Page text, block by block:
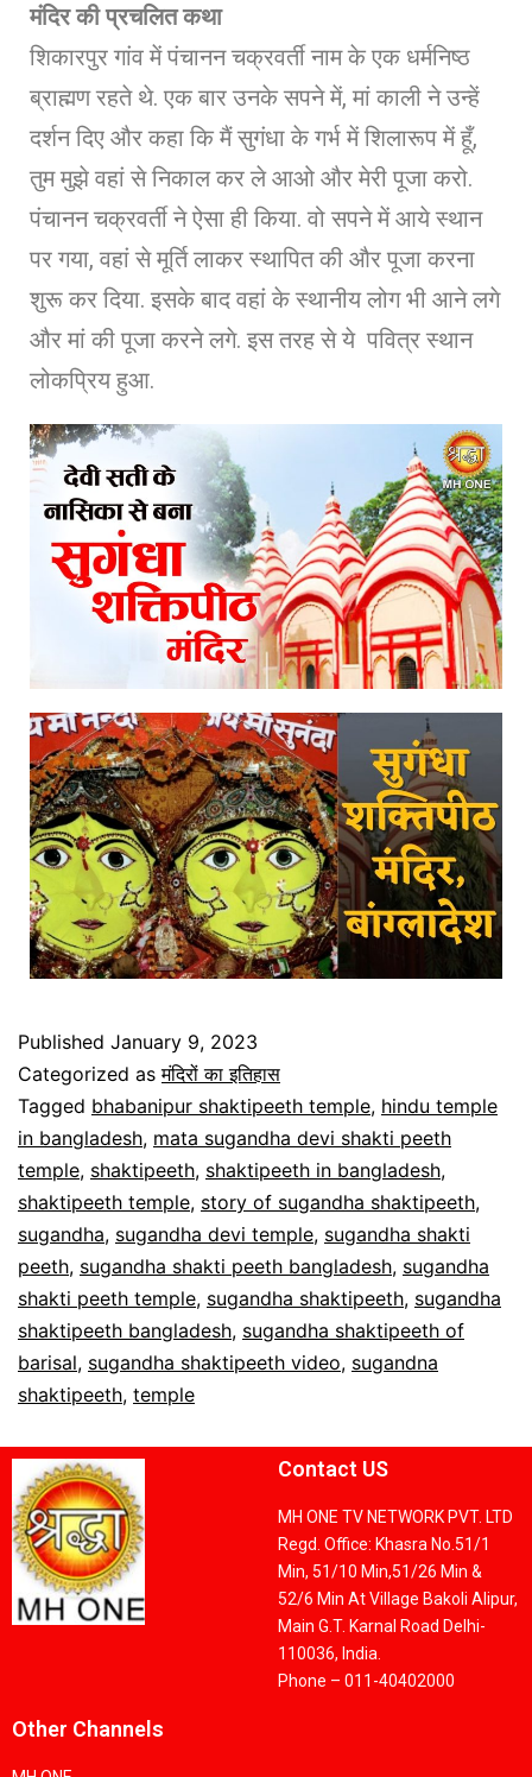
मंदिर की प्रचलित कथा
शिकारपुर गांव में पंचानन चक्रवर्ती नाम के एक धर्मनिष्ठ
ब्राह्मण रहते थे. एक बार उनके सपने में, मां काली ने उन्हें
दर्शन दिए और कहा कि मैं सुगंधा के गर्भ में शिलारूप में हूँ,
तुम मुझे वहां से निकाल कर ले आओ और मेरी पूजा करो.
पंचानन चक्रवर्ती ने ऐसा ही किया. वो सपने में आये स्थान
पर गया, वहां से मूर्ति लाकर स्थापित की और पूजा करना
शुरू कर दिया. इसके बाद वहां के स्थानीय लोग भी आने लगे
और मां की पूजा करने लगे. इस तरह से ये पवित्र स्थान
लोकप्रिय हुआ.
Published January 9, 2023
Categorized asमंदिरों का इतिहास
Tagged bhabanipur shaktipeeth temple, hindu temple
in bangladesh, mata sugandha devi shakti peeth
temple, shaktipeeth, shaktipeeth in bangladesh,
shaktipeeth temple, story of sugandha shaktipeeth,
sugandha, sugandha devi temple, sugandha shakti
peeth, sugandha shakti peeth bangladesh, sugandha
shakti peeth temple, sugandha shaktipeeth, sugandha
shaktipeeth bangladesh, sugandha shaktipeeth of
barisal, sugandha shaktipeeth video, sugandna
shaktipeeth, temple
Contact US
MH ONE TV NETWORK PVT. LTD
Regd. Office: Khasra No.51/1
Min, 51/10 Min,51/26 Min &
52/6 Min At Village Bakoli Alipur,
Main G.T. Karnal Road Delhi-
110036, India.
Phone – 011-40402000
Other Channels